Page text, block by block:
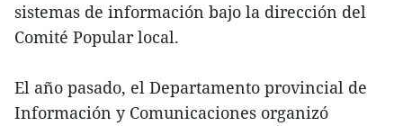
sistemas de información bajo la dirección del
Comité Popular local.
El año pasado, el Departamento provincial de
Información y Comunicaciones organizó